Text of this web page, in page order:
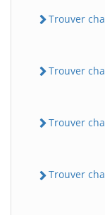
Trouver
Trouver
Trouver
Trouver